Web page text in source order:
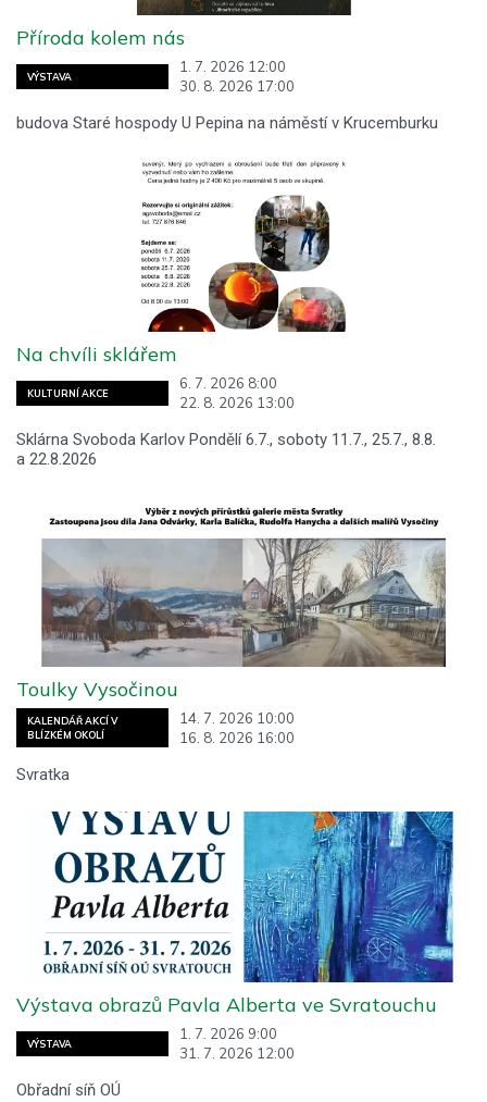
VÝSTAVA
1. 7. 2026 12:00
30. 8. 2026 17:00
Příroda kolem nás
budova Staré hospody U Pepina na náměstí v Krucemburku
KULTURNÍ AKCE
6. 7. 2026 8:00
22. 8. 2026 13:00
Na chvíli sklářem
Sklárna Svoboda Karlov Pondělí 6.7., soboty 11.7., 25.7., 8.8.
a 22.8.2026
KALENDÁŘ AKCÍ V
BLÍZKÉM OKOLÍ
14. 7. 2026 10:00
16. 8. 2026 16:00
Toulky Vysočinou
Svratka
VÝSTAVA
1. 7. 2026 9:00
31. 7. 2026 12:00
Výstava obrazů Pavla Alberta ve Svratouchu
Obřadní síň OÚ